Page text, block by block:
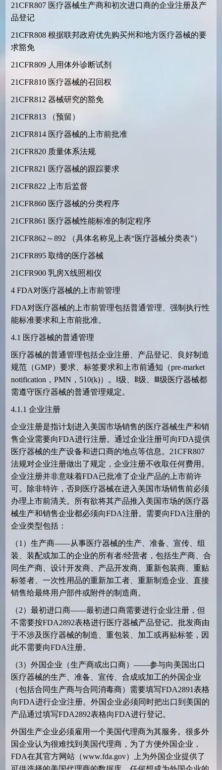
21CFR807医疗器械生产商和初次进口商的企业注册及产
品登记
21CFR808根据联邦政府优先购买州和地方医疗器械的要
求豁免
21CFR809人用体外诊断试剂
21CFR810医疗器械的召回权
21CFR812 器械研究的豁免
21CFR813（预留）
21CFR814医疗器械的上市前批准
21CFR820质量体系法规
21CFR821 医疗器械的跟踪要求
21CFR822 上市后监督
21CFR860医疗器械的分类程序
21CFR861 医疗器械性能标准的制定程序
21CFR862 ～892 （具体名称见上表“医疗器械分类表”）
21CFR895取缔的医疗器械
21CFR900乳房X线照相仪
4 FDA对医疗器械的上市前管理
FDA对医疗器械的上市前管理包括普通管理、强制执行性
能标准要求和上市前批准。
4.1 医疗器械的普通管理
医疗器械的普通管理包括企业注册、产品登记、良好制造
规范（GMP）要求、标签要求和上市前通知（pre-market
notification ， PMN ， 510(k)）。Ⅰ级、Ⅱ级、Ⅲ级医疗器械都
需遵守医疗器械的普通管理规定。
4.1.1 企业注册
企业注册是指计划进入美国市场销售的医疗器械生产和销
售企业需要向FDA进行注册。通过企业注册可向FDA提供
医疗器械的生产设备和进口商的地点等信息。 21CFR807
法规对企业注册做出了规定，企业注册不收取任何费用。
企业注册并非意味着FDA已批准了企业产品的上市前许
可。除非特许，否则医疗器械在进入美国市场销售前必须
办理上市前清关。所有欲将其产品推入美国市场的医疗器
械生产和销售企业都必须向FDA注册。需要向FDA注册的
企业类型包括：
（1 ）生产商——从事医疗器械的生产、准备、宣传、组
装、装配或加工的企业的所有者/经营者，包括生产商、合
同生产商、设计开发商、产品开发商、重新包装商、重贴
标签者、一次性用品的重新加工者、重新制造企业、直接
销售给最终用户部件或附件的制造商。
（2）最初进口商——最初进口商需要进行企业注册，但
不需要按FDA2892表格进行医疗器械产品登记。批发商由
于不涉及医疗器械的制造、重包装、加工或再贴标签，因
此不需要向FDA注册。
（3）外国企业（生产商或出口商）——参与向美国出口
医疗器械的生产、准备、宣传、合成或加工的外国企业
（包括合同生产商与合同消毒商）需要填写FDA2891表格
向FDA进行企业注册。外国企业必须同时把出口到美国的
产品通过填写FDA2892表格向FDA进行登记。
外国生产企业必须雇用一个美国代理商为其服务。很多外
国企业认为很难找到美国代理商，为了方便外国企业，
FDA在其官方网站（www.fda.gov）上为外国企业提供了